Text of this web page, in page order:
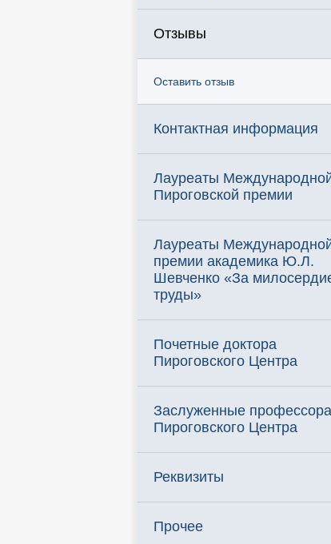
Отзывы
Оставить отзыв
Контактная информация
Лауреаты
Пироговской премии
Лауреаты
премии академика Ю.Л.
Шевченко «За
труды»
Почетные доктора
Пироговского Центра
Заслуженные профессора
Пироговского Центра
Реквизиты
Прочее